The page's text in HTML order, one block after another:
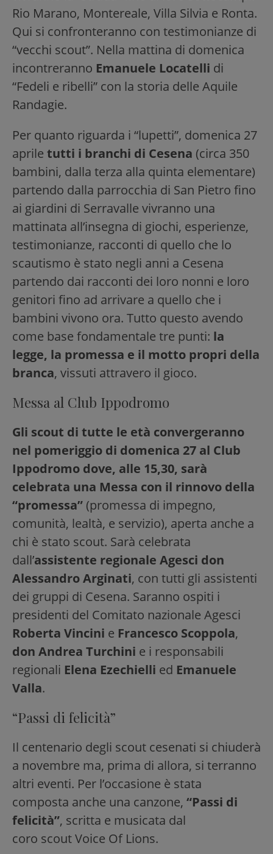
Rio Marano, Montereale, Villa Silvia e Ronta.
Qui si confronteranno con testimonianze di
“vecchi scout”. Nella mattina di domenica
incontreranno Emanuele Locatelli di
“Fedeli e ribelli” con la storia delle Aquile
Randagie.
Per quanto riguarda i “lupetti”, domenica 27
aprile tutti i branchi di Cesena (circa 350
bambini, dalla terza alla quinta elementare)
partendo dalla parrocchia di San Pietro fino
ai giardini di Serravalle vivranno una
mattinata all’insegna di giochi, esperienze,
testimonianze, racconti di quello che lo
scautismo è stato negli anni a Cesena
partendo dai racconti dei loro nonni e loro
genitori fino ad arrivare a quello che i
bambini vivono ora. Tutto questo avendo
come base fondamentale tre punti: la
legge, la promessa e il motto propri della
branca, vissuti attravero il gioco.
Messa al Club Ippodromo
Gli scout di tutte le età convergeranno
nel pomeriggio di domenica 27 al Club
Ippodromo dove, alle 15,30, sarà
celebrata una Messa con il rinnovo della
“promessa” (promessa di impegno,
comunità, lealtà, e servizio), aperta anche a
chi è stato scout. Sarà celebrata
dall’assistente regionale Agesci don
Alessandro Arginati, con tutti gli assistenti
dei gruppi di Cesena. Saranno ospiti i
presidenti del Comitato nazionale Agesci
Roberta Vincini e Francesco Scoppola,
don Andrea Turchini e i responsabili
regionali Elena Ezechielli ed Emanuele
Valla.
“Passi di felicità”
Il centenario degli scout cesenati si chiuderà
a novembre ma, prima di allora, si terranno
altri eventi. Per l’occasione è stata
composta anche una canzone, “Passi di
felicità”, scritta e musicata dal
coro scout Voice Of Lions.